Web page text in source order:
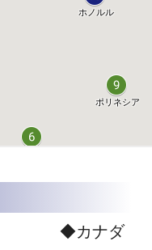
◆カナダ